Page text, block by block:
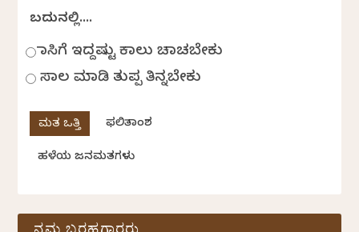
ಬದುಕಿನಲ್ಲಿ....
ಹಾಸಿಗೆ ಇದ್ದಷ್ಟು ಕಾಲು ಚಾಚಬೇಕು
ಸಾಲ ಮಾಡಿ ತುಪ್ಪ ತಿನ್ನಬೇಕು
ಫಲಿತಾಂಶ
ಹಳೆಯ ಜನಮತಗಳು